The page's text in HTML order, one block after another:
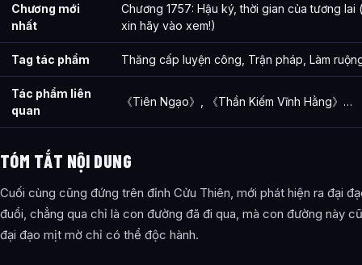
Chương mới
nhất
Chương 1757: Hậu ký, thời gian của tương
xin hãy vào xem!)
Tag tác phẩm Thăng cấp luyện công, Trận pháp, Làm
Tác phẩm liên
quan
《Tiên Ngạo》, 《Thần Kiếm Vĩnh Hằng》…
TÓM TẮT NỘI DUNG
Cuối cùng cũng đứng trên đỉnh Cửu Thiên, mới phát hiện ra đại
đuổi, chẳng qua chỉ là con đường đã đi qua, mà con đường này
đại đạo mịt mờ chỉ có thể độc hành.